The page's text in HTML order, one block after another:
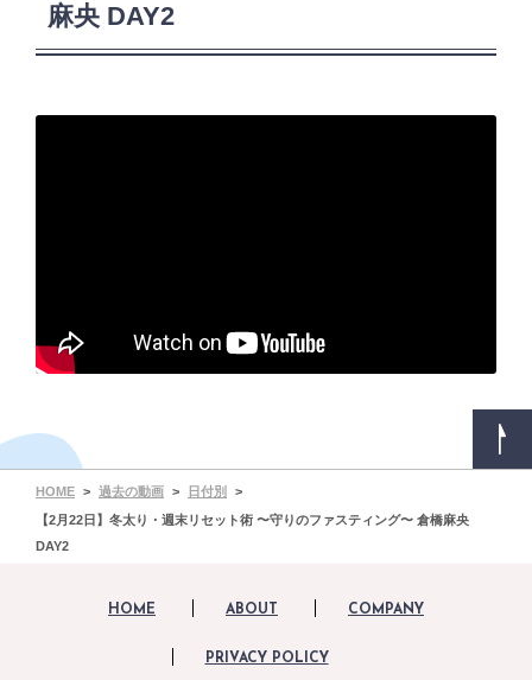
麻央 DAY2
HOME 過去の動画
日付別
【2月22日】冬太り・週末リセット術 〜守りのファスティング〜 倉橋麻央
DAY2
HOME ABOUT COMPANY
PRIVACY POLICY